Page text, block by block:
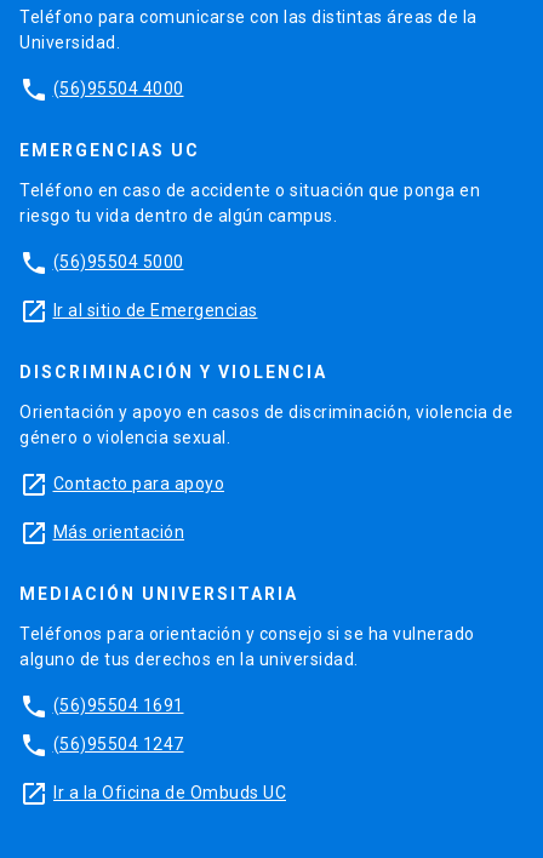
Teléfono para comunicarse con las distintas áreas de la
Universidad.
phone (56)95504 4000
EMERGENCIAS UC
Teléfono en caso de accidente o situación que ponga en
riesgo tu vida dentro de algún campus.
phone (56)95504 5000
launch Ir al sitio de Emergencias
DISCRIMINACIÓN Y VIOLENCIA
Orientación y apoyo en casos de discriminación, violencia de
género o violencia sexual.
launch Contacto para apoyo
launch Más orientación
MEDIACIÓN UNIVERSITARIA
Teléfonos para orientación y consejo si se ha vulnerado
alguno de tus derechos en la universidad.
phone (56)95504 1691
phone (56)95504 1247
launch Ir a la Oficina de Ombuds UC